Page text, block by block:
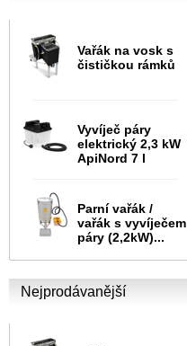
Vařák na vosk s
čističkou rámků
Vyvíječ páry
elektrický 2,3 kW
ApiNord 7 l
Parní vařák /
vařák s vyvíječem
páry (2,2kW)...
Nejprodávanější